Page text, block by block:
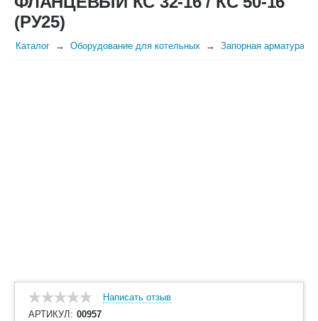
(РУ25)
Каталог Оборудование для котельных Запорная арматура
Написать отзыв
АРТИКУЛ: 00957